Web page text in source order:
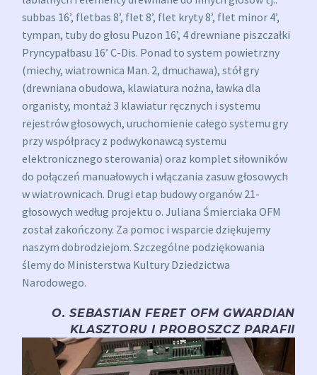
subbas 16’, fletbas 8’, flet 8’, flet kryty 8’, flet minor 4’,
tympan, tuby do głosu Puzon 16’, 4 drewniane piszczałki
Pryncypałbasu 16’ C-Dis. Ponad to system powietrzny
(miechy, wiatrownica Man. 2, dmuchawa), stół gry
(drewniana obudowa, klawiatura nożna, ławka dla
organisty, montaż 3 klawiatur ręcznych i systemu
rejestrów głosowych, uruchomienie całego systemu gry
przy współpracy z podwykonawcą systemu
elektronicznego sterowania) oraz komplet siłowników
do połączeń manuałowych i włączania zasuw głosowych
w wiatrownicach. Drugi etap budowy organów 21-
głosowych według projektu o. Juliana Śmierciaka OFM
został zakończony. Za pomoc i wsparcie dziękujemy
naszym dobrodziejom. Szczególne podziękowania
ślemy do Ministerstwa Kultury Dziedzictwa
Narodowego.
O. SEBASTIAN FERET OFM GWARDIAN
KLASZTORU I PROBOSZCZ PARAFII